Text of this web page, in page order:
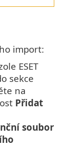
import:
ESET
sekce
na
Přidat
soubor